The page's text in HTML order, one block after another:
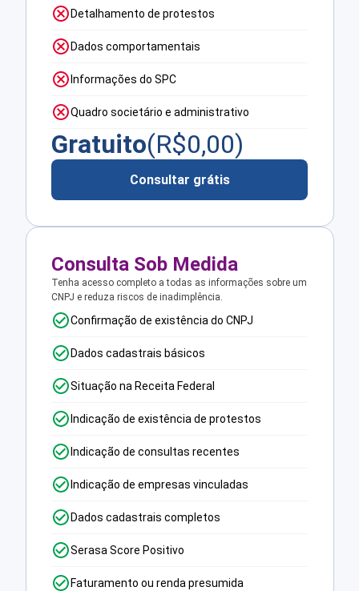
Detalhamento de protestos
Dados comportamentais
Informações do SPC
Quadro societário e administrativo
Gratuito(R$0,00)
Consultar grátis
Consulta Sob Medida
Tenha acesso completo a todas as informações sobre um
CNPJ e reduza riscos de inadimplência.
Confirmação de existência do CNPJ
Dados cadastrais básicos
Situação na Receita Federal
Indicação de existência de protestos
Indicação de consultas recentes
Indicação de empresas vinculadas
Dados cadastrais completos
Serasa Score Positivo
Faturamento ou renda presumida